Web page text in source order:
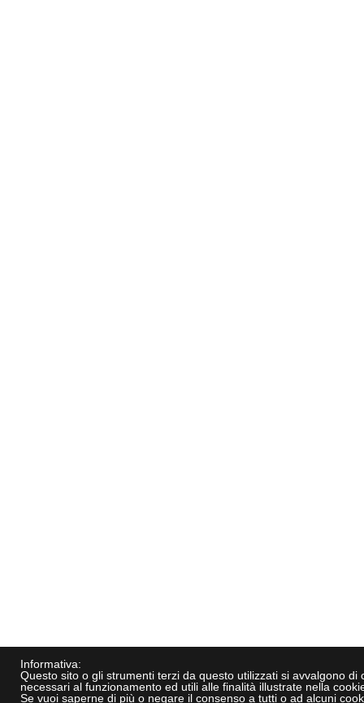
Informativa:
Questo sito o gli strumenti terzi da questo utilizzati si avvalgono di
necessari al funzionamento ed utili alle finalità illustrate nella
Se vuoi saperne di più o negare il consenso a tutti o ad alcuni